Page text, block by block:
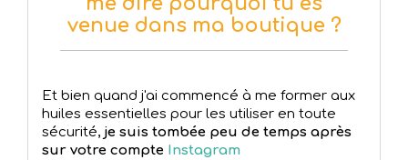
venue dans ma boutique ?
Et bien quand j'ai commencé à me former aux
huiles essentielles pour les utiliser en toute
sécurité, je suis tombée peu de temps après
sur votre compte Instagram